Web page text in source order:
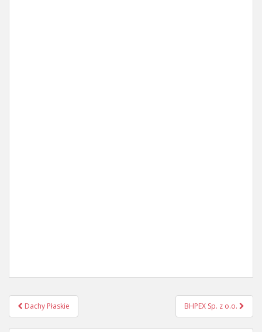
Post
navigation
Dachy Płaskie BHPEX Sp. z o.o.